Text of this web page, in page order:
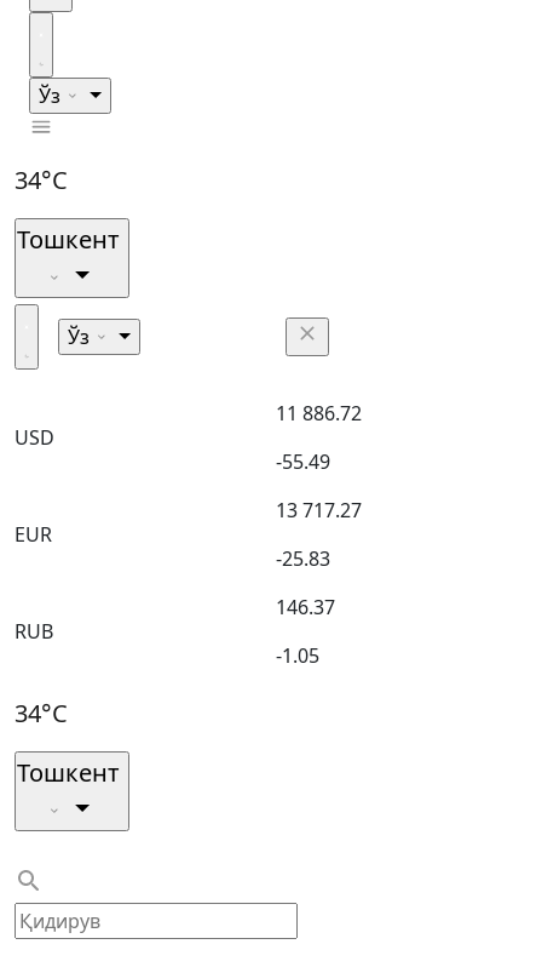
Ўз
34°C
Тошкент
Ўз
USD
11 886.72
-55.49
EUR
13 717.27
-25.83
RUB
146.37
-1.05
34°C
Тошкент